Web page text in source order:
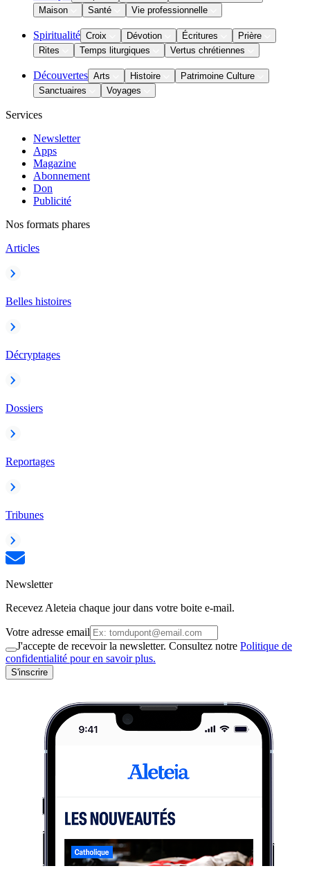
Maison
Santé Vie professionnelle
Spiritualité Croix Dévotion Écritures
Prière
Rites
Temps liturgiques Vertus chrétiennes
Découvertes Arts Histoire
Patrimoine Culture
Sanctuaires
Voyages
Services
Newsletter
Apps
Magazine
Abonnement
Don
Publicité
Nos formats phares
Articles
Belles histoires
Décryptages
Dossiers
Reportages
Tribunes
Newsletter
Recevez Aleteia chaque jour dans votre boite e-mail.
Votre adresse email
J'accepte de recevoir la newsletter. Consultez notre Politique de
confidentialité pour en savoir plus.
S'inscrire